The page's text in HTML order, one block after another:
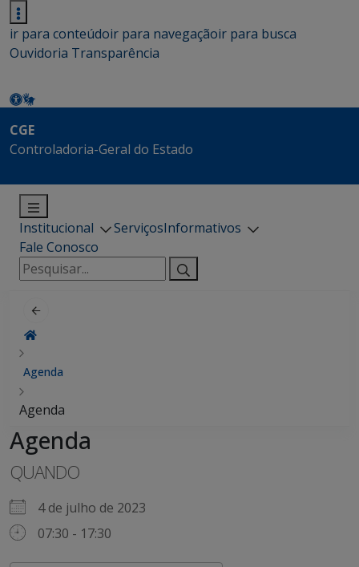
ir para conteúdoir para navegaçãoir para busca
Ouvidoria Transparência
CGE
Controladoria-Geral do Estado
Institucional ServiçosInformativos
Fale Conosco
Pesquisar
por:
Agenda
Agenda
Agenda
QUANDO
4 de julho de 2023
07:30 - 17:30